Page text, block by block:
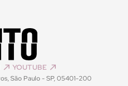
YOUTUBE
São Paulo - SP, 05401-200